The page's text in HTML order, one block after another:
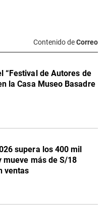
Contenido deCorreo
“Festival de Autores de
la Casa Museo Basadre
supera los 400 mil
mueve más de S/18
ventas